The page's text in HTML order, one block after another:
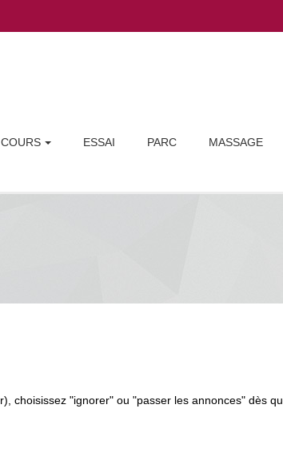
COURS ESSAI PARC MASSAGE
choisissez "ignorer" ou "passer les annonces" dès